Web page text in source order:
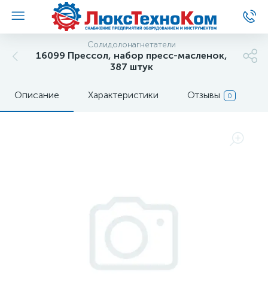
Солидолонагнетатели
16099 Прессол, набор пресс-масленок,
387 штук
Описание Характеристики Отзывы 0